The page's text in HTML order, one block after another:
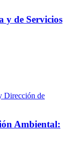
y de Servicios
Dirección de
Ambiental: